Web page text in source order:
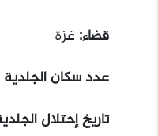
قضاء: غزة
عدد سكان الجلدية عام
تاريخ إحتلال